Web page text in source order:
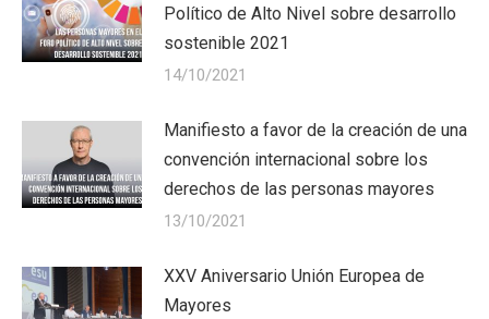
Político de Alto Nivel sobre desarrollo
sostenible 2021
14/10/2021
Manifiesto a favor de la creación de una
convención internacional sobre los
derechos de las personas mayores
13/10/2021
XXV Aniversario Unión Europea de
Mayores